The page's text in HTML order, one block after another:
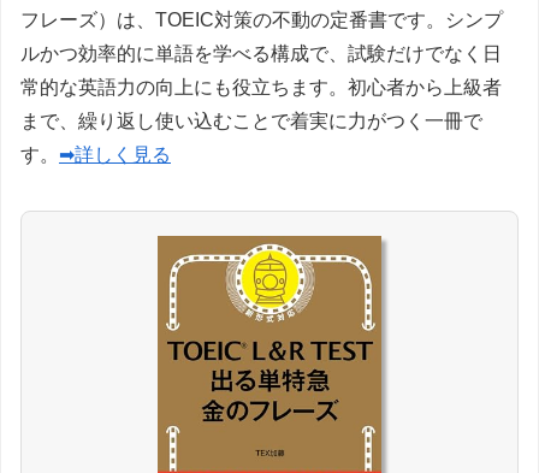
フレーズ）は、TOEIC対策の不動の定番書です。シンプ
ルかつ効率的に単語を学べる構成で、試験だけでなく日
常的な英語力の向上にも役立ちます。初心者から上級者
まで、繰り返し使い込むことで着実に力がつく一冊で
す。 ➡詳しく見る